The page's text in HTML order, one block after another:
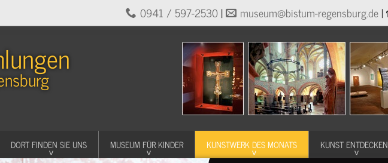
0941 / 597-2530| museum@bistum-regensburg.de|
DORT FINDEN SIE UNS MUSEUM FÜR KINDER KUNSTWERK DES MONATS KUNST ENTDECKEN